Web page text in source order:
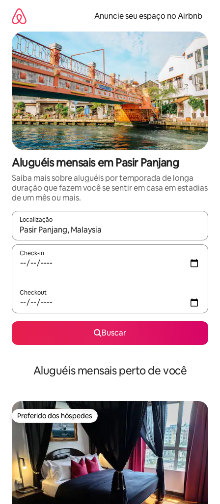
para
conteúdo
Anuncie seu espaço no Airbnb
Aluguéis mensais em Pasir Panjang
Saiba mais sobre aluguéis por temporada de longa
duração que fazem você se sentir em casa em estadias
de um mês ou mais.
Localização
Quando os resultados estiverem disponíveis, explore-os
Check-in
Checkout
Buscar
Aluguéis mensais perto de você
Preferido dos hóspedes
Preferido dos hóspedes